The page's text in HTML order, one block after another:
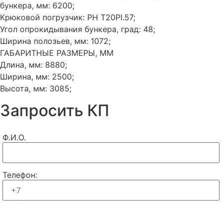
бункера, мм: 6200;
Крюковой погрузчик: PH T20PI.57;
Угол опрокидывания бункера, град: 48;
Ширина полозьев, мм: 1072;
ГАБАРИТНЫЕ РАЗМЕРЫ, ММ
Длина, мм: 8880;
Ширина, мм: 2500;
Высота, мм: 3085;
Запросить КП
Ф.И.О.
Телефон: